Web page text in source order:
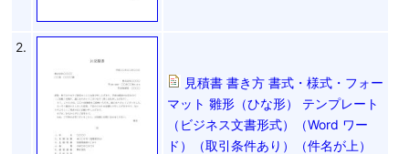
2.
見積書 書き方 書式・様式・フォー
マット 雛形（ひな形） テンプレート
（ビジネス文書形式）（Word ワー
ド）（取引条件あり）（件名が上）